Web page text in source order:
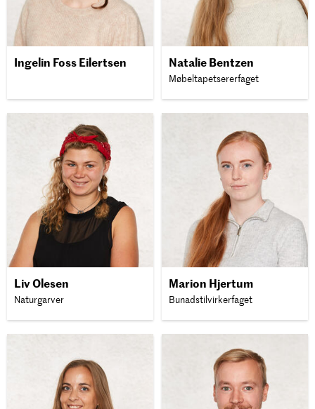
Ingelin Foss Eilertsen Natalie Bentzen
Møbeltapetsererfaget
Liv Olesen
Naturgarver
Marion Hjertum
Bunadstilvirkerfaget